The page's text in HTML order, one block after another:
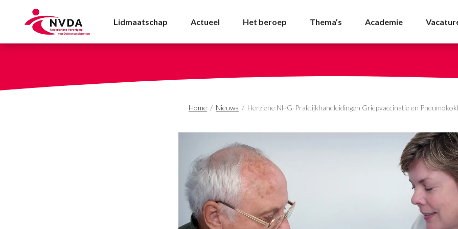
Herziene NHG-Praktijkhandleidingen
Lidmaatschap Actueel Het beroep Thema’s Academie
Home / Nieuws / Herziene NHG-Praktijkhandleidingen Griepvaccinatie en